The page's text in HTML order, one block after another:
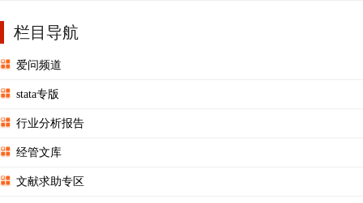
栏目导航
爱问频道
stata专版
行业分析报告
经管文库
文献求助专区